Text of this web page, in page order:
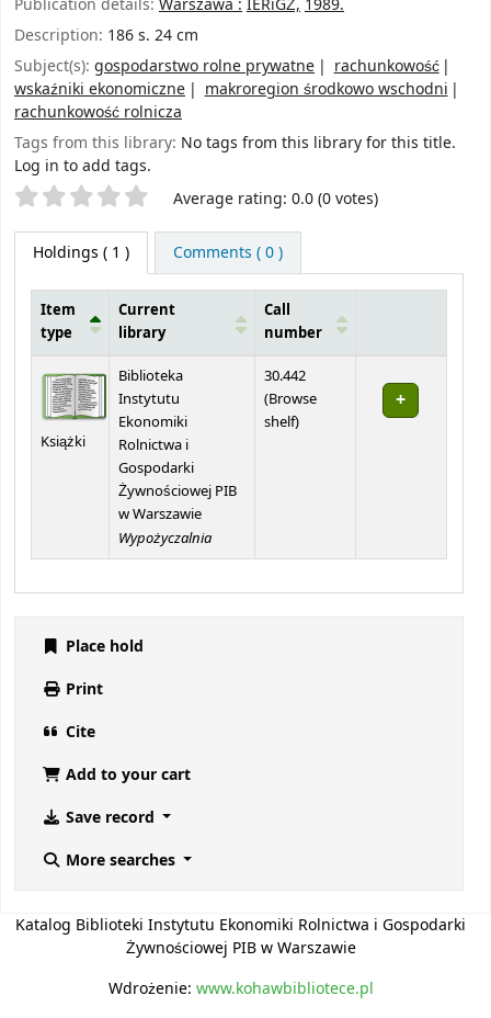
Publication details: Warszawa : IERiGŻ, 1989.
Description: 186 s. 24 cm
Subject(s): gospodarstwo rolne prywatne
rachunkowość
wskaźniki ekonomiczne
makroregion środkowo wschodni
rachunkowość rolnicza
Tags from this library: No tags from this library for this title.
Log in to add tags.
Star ratings Average rating: 0.0 (0 votes)
Holdings ( 1 ) Comments ( 0 )
Item
type
Current
library
Call
number
Książki
Biblioteka
Instytutu
Ekonomiki
Rolnictwa i
Gospodarki
Żywnościowej PIB
w Warszawie
Wypożyczalnia
30.442
(Browse
shelf(Opens below)
)
Place hold
Print
Cite
Add to your cart
Save record
More searches
Katalog Biblioteki Instytutu Ekonomiki Rolnictwa i Gospodarki
Żywnościowej PIB w Warszawie
Wdrożenie: www.kohawbibliotece.pl